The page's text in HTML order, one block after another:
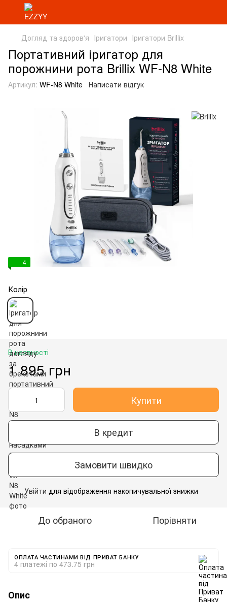
Догляд та здоров'я Іригатори Іригатори Brillix
Портативний іригатор для
порожнини рота Brillix WF-N8 White
Артикул: WF-N8 White Написати відгук
4
Колір
В наявності
1 895 грн
Купити
В кредит
Замовити швидко
% Увійти для відображення накопичувальної знижки
До обраного Порівняти
ОПЛАТА ЧАСТИНАМИ ВІД ПРИВАТ БАНКУ
4 платежі по 473.75 грн
Опис